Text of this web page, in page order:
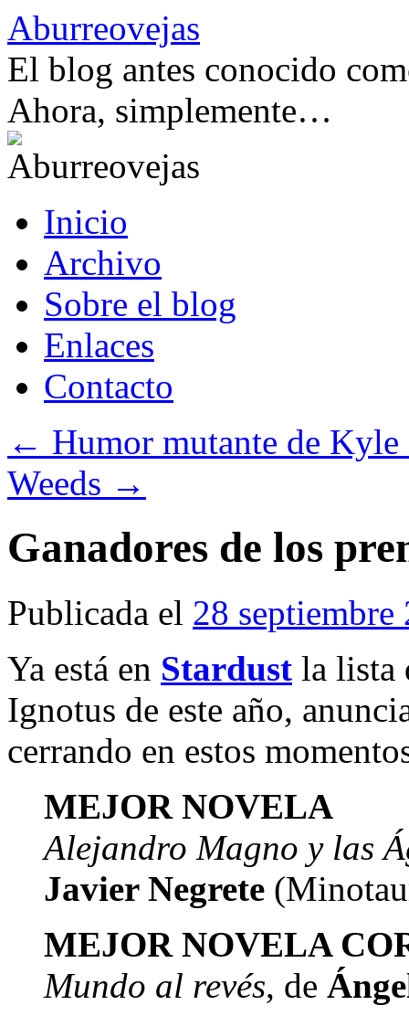
Saltar
al
contenido
Aburreovejas
El blog antes conocido
Ahora, simplemente…
Inicio
Archivo
Sobre el blog
Enlaces
Contacto
← Humor mutante de Kyle
Weeds →
Ganadores de los
Publicada el 28 septiembre
Ya está en Stardust la lista
Ignotus de este año,
cerrando en estos
MEJOR NOVELA
Alejandro Magno y las
Javier Negrete
MEJOR NOVELA
Mundo al revés, de